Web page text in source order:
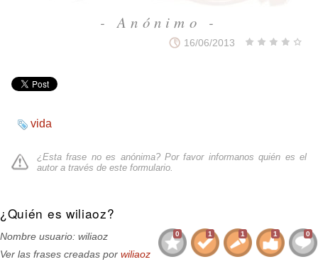
- Anónimo -
16/06/2013
vida
¿Esta frase no es anónima? Por favor informanos quién es el
autor a través de este formulario
¿Quién es wiliaoz?
0 1 1 1 0
Nombre usuario: wiliaoz
Ver las frases creadas por wiliaoz